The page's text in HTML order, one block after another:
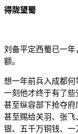
得陇望蜀
刘备平定西蜀已一
额。
想一年前兵入成都
一刻他才终于有了
甚至纵容部下抢夺府
甚至赐给关羽、张
银、五千万铜钱、一